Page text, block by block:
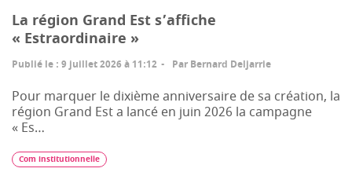
La région Grand Est s’affiche
« Estraordinaire »
Publié le : 9 juillet 2026 à 11:12 Par Bernard Deljarrie
Pour marquer le dixième anniversaire de sa création, la
région Grand Est a lancé en juin 2026 la campagne
« Es…
Com institutionnelle